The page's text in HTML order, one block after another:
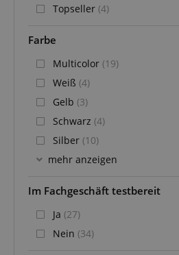
Topseller (4)
Farbe
Multicolor (19)
Weiß (4)
Gelb (3)
Schwarz (4)
Silber (10)
mehr anzeigen
Im Fachgeschäft testbereit
Ja (27)
Nein (34)